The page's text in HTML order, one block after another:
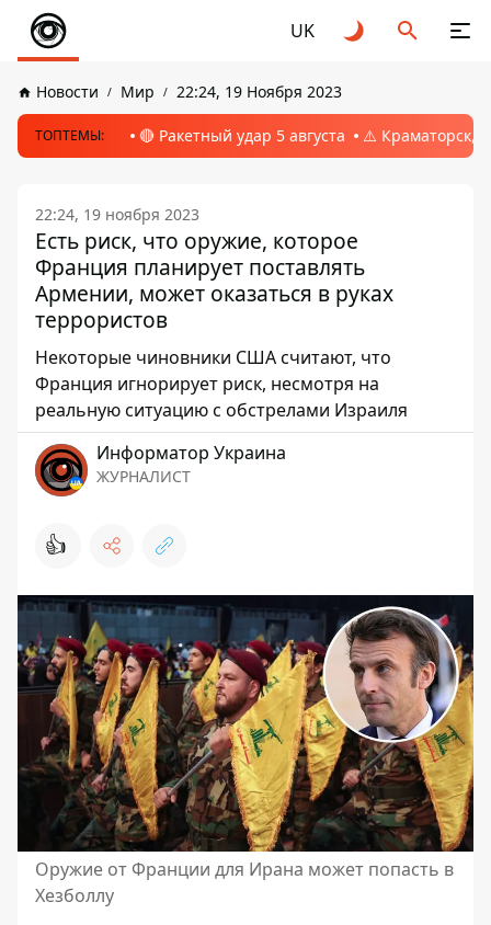
UK
Новости Мир 22:24, 19 Ноября 2023
ТОПТЕМЫ: 🔴 Ракетный удар 5 августа ⚠️ Краматорск,
22:24, 19 ноября 2023
Есть риск, что оружие, которое
Франция планирует поставлять
Армении, может оказаться в руках
террористов
Некоторые чиновники США считают, что
Франция игнорирует риск, несмотря на
реальную ситуацию с обстрелами Израиля
Информатор Украина
ЖУРНАЛИСТ
👍
Оружие от Франции для Ирана может попасть в
Хезболлу